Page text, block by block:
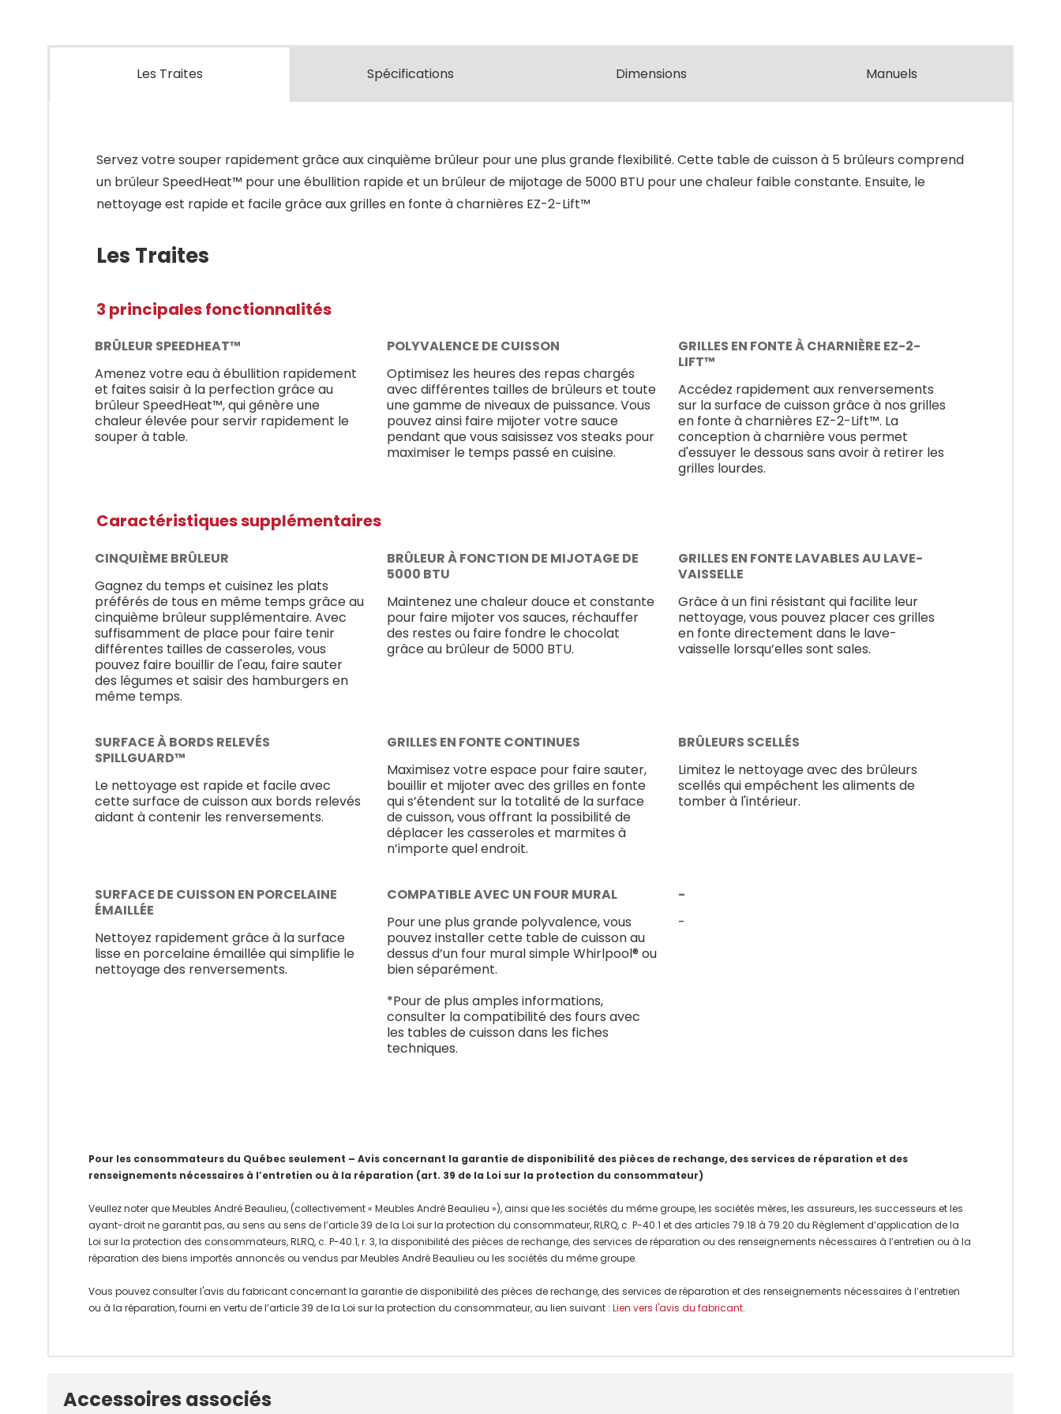
Les Traites Spécifications Dimensions Manuels
Servez votre souper rapidement grâce aux cinquième brûleur pour une plus grande flexibilité. Cette table de cuisson à 5 brûleurs comprend
un brûleur SpeedHeat™ pour une ébullition rapide et un brûleur de mijotage de 5000 BTU pour une chaleur faible constante. Ensuite, le
nettoyage est rapide et facile grâce aux grilles en fonte à charnières EZ-2-Lift™
Les Traites
3 principales fonctionnalités
BRÛLEUR SPEEDHEAT™
Amenez votre eau à ébullition rapidement
et faites saisir à la perfection grâce au
brûleur SpeedHeat™, qui génère une
chaleur élevée pour servir rapidement le
souper à table.
POLYVALENCE DE CUISSON
Optimisez les heures des repas chargés
avec différentes tailles de brûleurs et toute
une gamme de niveaux de puissance. Vous
pouvez ainsi faire mijoter votre sauce
pendant que vous saisissez vos steaks pour
maximiser le temps passé en cuisine.
GRILLES EN FONTE À CHARNIÈRE EZ-2-
LIFT™
Accédez rapidement aux renversements
sur la surface de cuisson grâce à nos grilles
en fonte à charnières EZ-2-Lift™. La
conception à charnière vous permet
d'essuyer le dessous sans avoir à retirer les
grilles lourdes.
Caractéristiques supplémentaires
CINQUIÈME BRÛLEUR
Gagnez du temps et cuisinez les plats
préférés de tous en même temps grâce au
cinquième brûleur supplémentaire. Avec
suffisamment de place pour faire tenir
différentes tailles de casseroles, vous
pouvez faire bouillir de l'eau, faire sauter
des légumes et saisir des hamburgers en
même temps.
BRÛLEUR À FONCTION DE MIJOTAGE DE
5000 BTU
Maintenez une chaleur douce et constante
pour faire mijoter vos sauces, réchauffer
des restes ou faire fondre le chocolat
grâce au brûleur de 5000 BTU.
GRILLES EN FONTE LAVABLES AU LAVE-
VAISSELLE
Grâce à un fini résistant qui facilite leur
nettoyage, vous pouvez placer ces grilles
en fonte directement dans le lave-
vaisselle lorsqu’elles sont sales.
SURFACE À BORDS RELEVÉS
SPILLGUARD™
Le nettoyage est rapide et facile avec
cette surface de cuisson aux bords relevés
aidant à contenir les renversements.
GRILLES EN FONTE CONTINUES
Maximisez votre espace pour faire sauter,
bouillir et mijoter avec des grilles en fonte
qui s’étendent sur la totalité de la surface
de cuisson, vous offrant la possibilité de
déplacer les casseroles et marmites à
n’importe quel endroit.
BRÛLEURS SCELLÉS
Limitez le nettoyage avec des brûleurs
scellés qui empêchent les aliments de
tomber à l'intérieur.
SURFACE DE CUISSON EN PORCELAINE
ÉMAILLÉE
Nettoyez rapidement grâce à la surface
lisse en porcelaine émaillée qui simplifie le
nettoyage des renversements.
COMPATIBLE AVEC UN FOUR MURAL
Pour une plus grande polyvalence, vous
pouvez installer cette table de cuisson au
dessus d’un four mural simple Whirlpool® ou
bien séparément.
*Pour de plus amples informations,
consulter la compatibilité des fours avec
les tables de cuisson dans les fiches
techniques.
-
-
Pour les consommateurs du Québec seulement – Avis concernant la garantie de disponibilité des pièces de rechange, des services de réparation et des
renseignements nécessaires à l’entretien ou à la réparation (art. 39 de la Loi sur la protection du consommateur)
Veullez noter que Meubles André Beaulieu, (collectivement « Meubles André Beaulieu »), ainsi que les sociétés du même groupe, les sociétés mères, les assureurs, les successeurs et les
ayant-droit ne garantit pas, au sens au sens de l’article 39 de la Loi sur la protection du consommateur, RLRQ, c. P-40.1 et des articles 79.18 à 79.20 du Règlement d’application de la
Loi sur la protection des consommateurs, RLRQ, c. P-40.1, r. 3, la disponibilité des pièces de rechange, des services de réparation ou des renseignements nécessaires à l’entretien ou à la
réparation des biens importés annoncés ou vendus par Meubles André Beaulieu ou les sociétés du même groupe.
Vous pouvez consulter l'avis du fabricant concernant la garantie de disponibilité des pièces de rechange, des services de réparation et des renseignements nécessaires à l’entretien
ou à la réparation, fourni en vertu de l’article 39 de la Loi sur la protection du consommateur, au lien suivant : Lien vers l'avis du fabricant.
personnalisé
Accessoires associés